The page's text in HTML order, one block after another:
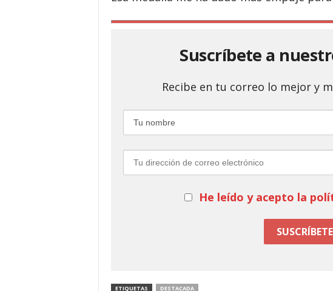
Suscríbete a
Recibe en tu correo lo mejor y
He leído y acepto la
ETIQUETAS DESTACADA